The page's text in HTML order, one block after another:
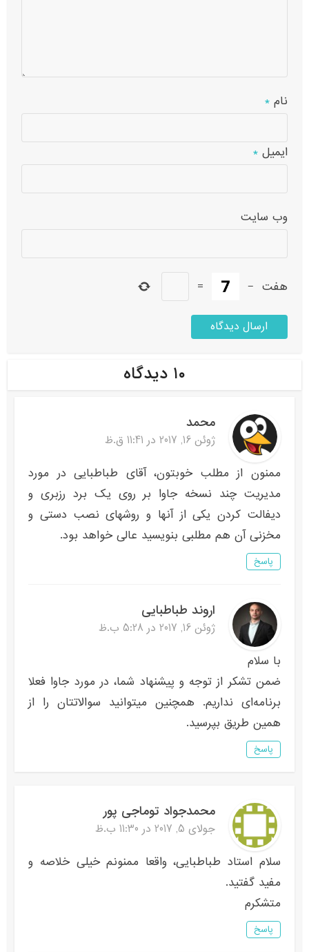
نام*
ایمیل*
وب‌ سایت
هفت −
=
۱۰ دیدگاه
محمد
ژوئن 16, 2017 در 11:41 ق.ظ
ممنون از مطلب خوبتون، آقای طباطبایی در مورد
مدیریت چند نسخه جاوا بر روی یک برد رزبری و
دیفالت کردن یکی از آنها و روشهای نصب دستی و
مخزنی آن هم مطلبی بنویسید عالی خواهد بود.
پاسخ
اروند طباطبایی
ژوئن 16, 2017 در 5:28 ب.ظ
با سلام
ضمن تشکر از توجه و پیشنهاد شما، در مورد جاوا فعلا
برنامه‌ای نداریم. همچنین میتوانید سوالاتتان را از
همین طریق بپرسید.
پاسخ
محمدجواد توماجى پور
جولای 5, 2017 در 11:30 ب.ظ
سلام استاد طباطبایى، واقعا ممنونم خیلى خلاصه و
مفید گفتید.
متشکرم
پاسخ